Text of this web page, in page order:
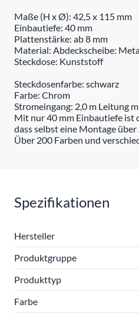
Maße (H x Ø): 42,5 x 115 mm
Einbautiefe: 40 mm
Plattenstärke: ab 8 mm
Material: Abdeckscheibe:
Steckdose: Kunststoff
Steckdosenfarbe: schwarz
Farbe: Chrom
Stromeingang: 2,0 m Leitung
Mit nur 40 mm Einbautiefe ist
dass selbst eine Montage
Über 200 Farben und
Spezifikationen
Hersteller
Produktgruppe
Produkttyp
Farbe